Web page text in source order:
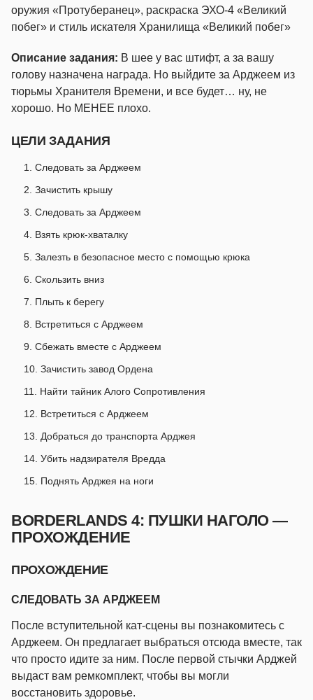
оружия «Протуберанец», раскраска ЭХО-4 «Великий
побег» и стиль искателя Хранилища «Великий побег»
Описание задания: В шее у вас штифт, а за вашу
голову назначена награда. Но выйдите за Арджеем из
тюрьмы Хранителя Времени, и все будет… ну, не
хорошо. Но МЕНЕЕ плохо.
ЦЕЛИ ЗАДАНИЯ
Следовать за Арджеем
Зачистить крышу
Следовать за Арджеем
Взять крюк-хваталку
Залезть в безопасное место с помощью крюка
Скользить вниз
Плыть к берегу
Встретиться с Арджеем
Сбежать вместе с Арджеем
Зачистить завод Ордена
Найти тайник Алого Сопротивления
Встретиться с Арджеем
Добраться до транспорта Арджея
Убить надзирателя Вредда
Поднять Арджея на ноги
BORDERLANDS 4: ПУШКИ НАГОЛО —
ПРОХОЖДЕНИЕ
ПРОХОЖДЕНИЕ
СЛЕДОВАТЬ ЗА АРДЖЕЕМ
После вступительной кат-сцены вы познакомитесь с
Арджеем. Он предлагает выбраться отсюда вместе, так
что просто идите за ним. После первой стычки Арджей
выдаст вам ремкомплект, чтобы вы могли
восстановить здоровье.